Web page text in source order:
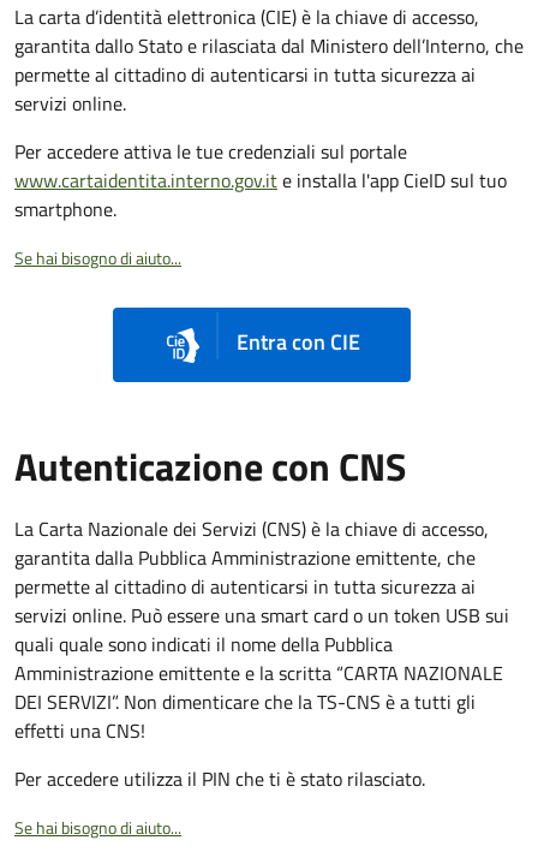
La carta d’identità elettronica (CIE) è la chiave di accesso,
garantita dallo Stato e rilasciata dal Ministero dell’Interno, che
permette al cittadino di autenticarsi in tutta sicurezza ai
servizi online.
Per accedere attiva le tue credenziali sul portale
www.cartaidentita.interno.gov.ite installa l'app CieID sul tuo
smartphone.
Se hai bisogno di aiuto...
Entra con CIE
Autenticazione con CNS
La Carta Nazionale dei Servizi (CNS) è la chiave di accesso,
garantita dalla Pubblica Amministrazione emittente, che
permette al cittadino di autenticarsi in tutta sicurezza ai
servizi online. Può essere una smart card o un token USB sui
quali quale sono indicati il nome della Pubblica
Amministrazione emittente e la scritta “CARTA NAZIONALE
DEI SERVIZI”. Non dimenticare che la TS-CNS è a tutti gli
effetti una CNS!
Per accedere utilizza il PIN che ti è stato rilasciato.
Se hai bisogno di aiuto...